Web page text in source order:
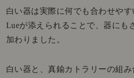
白い器は実際に何でも合わせやす
Lueが添えられることで、器にも
加わりました。
白い器と、真鍮カトラリーの組み